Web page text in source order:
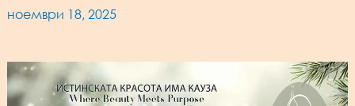
ноември 18, 2025